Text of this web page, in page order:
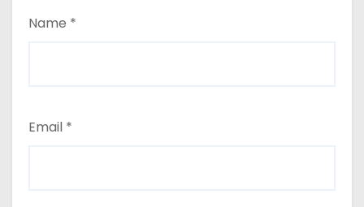
Name *
Email *